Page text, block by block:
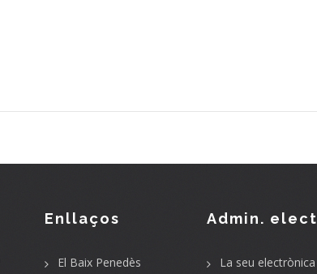
Enllaços
El Baix Penedès
Admin.
La seu electrònica